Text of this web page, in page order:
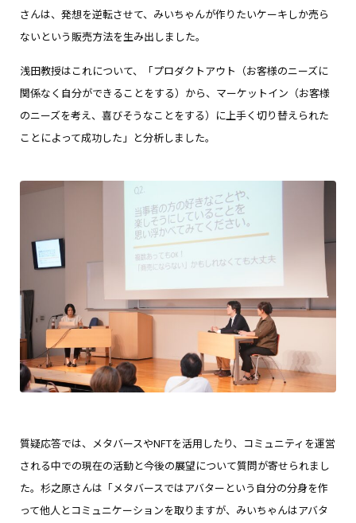
さんは、発想を逆転させて、みいちゃんが作りたいケーキしか売ら
ないという販売方法を生み出しました。
浅田教授はこれについて、「プロダクトアウト（お客様のニーズに
関係なく自分ができることをする）から、マーケットイン（お客様
のニーズを考え、喜びそうなことをする）に上手く切り替えられた
ことによって成功した」と分析しました。
質疑応答では、メタバースやNFTを活用したり、コミュニティを運営
される中での現在の活動と今後の展望について質問が寄せられまし
た。杉之原さんは「メタバースではアバターという自分の分身を作
って他人とコミュニケーションを取りますが、みいちゃんはアバタ